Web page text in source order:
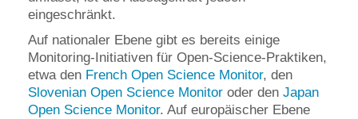
eingeschränkt.
Auf nationaler Ebene gibt es bereits einige
Monitoring-Initiativen für Open-Science-Praktiken,
etwa den French Open Science Monitor, den
Slovenian Open Science Monitor oder den Japan
Open Science Monitor. Auf europäischer Ebene